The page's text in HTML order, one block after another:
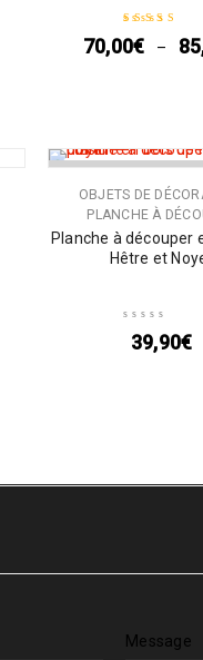
Note 5.00 sur 5
70,00€ –
OBJETS DE
PLANCHE À
Planche à découper
Hêtre et
39,90€
Message